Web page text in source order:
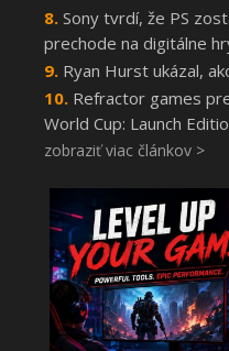
Sony tvrdí, že PS
prechode na digitálne
Ryan Hurst ukázal,
Refractor games
World Cup: Launch
zobraziť viac článkov >